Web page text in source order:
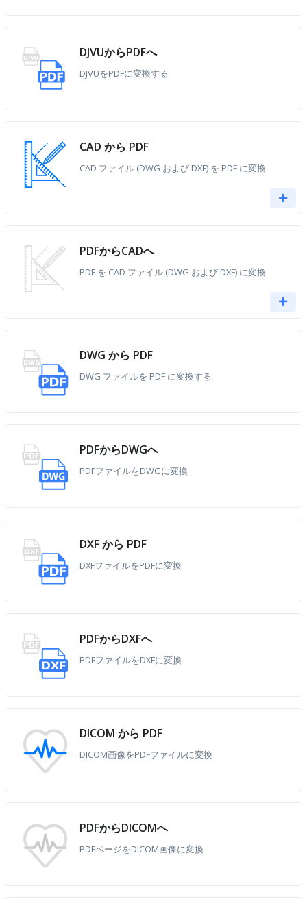
DJVUからPDFへ
DJVUをPDFに変換する
CAD から PDF
CAD ファイル (DWG および DXF) を PDF に変換
PDFからCADへ
PDF を CAD ファイル (DWG および DXF) に変換
DWG から PDF
DWG ファイルを PDF に変換する
PDFからDWGへ
PDFファイルをDWGに変換
DXF から PDF
DXFファイルをPDFに変換
PDFからDXFへ
PDFファイルをDXFに変換
DICOM から PDF
DICOM画像をPDFファイルに変換
PDFからDICOMへ
PDFページをDICOM画像に変換